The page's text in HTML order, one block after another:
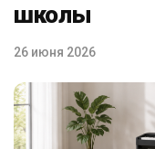
школы
26 июня 2026